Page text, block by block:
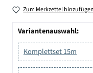
Zum Merkzettel hinzufügen
Variantenauswahl:
Komplettset 15m